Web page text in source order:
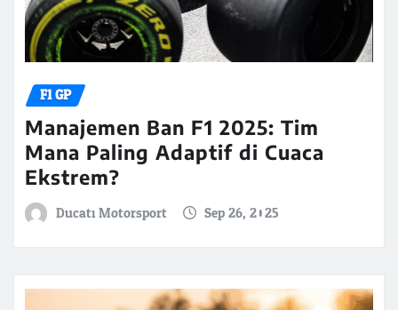
F1 GP
Manajemen Ban F1 2025: Tim
Mana Paling Adaptif di Cuaca
Ekstrem?
Ducati Motorsport Sep 26, 2025